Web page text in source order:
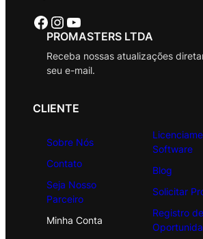
Facebook Instagram Youtube
PROMASTERS LTDA
Receba nossas atualizações
seu e-mail.
CLIENTE
Sobre Nós
Contato
Seja Nosso
Parceiro
Minha Conta
Software
Blog
Solicitar
Registro de